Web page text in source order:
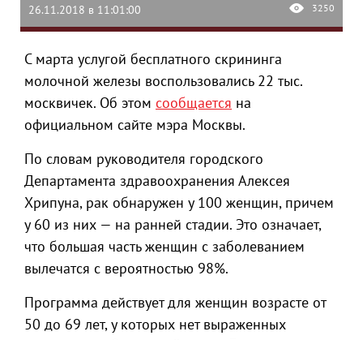
26.11.2018 в 11:01:00 3250
С марта услугой бесплатного скрининга
молочной железы воспользовались 22 тыс.
москвичек. Об этом сообщается на
официальном сайте мэра Москвы.
По словам руководителя городского
Департамента здравоохранения Алексея
Хрипуна, рак обнаружен у 100 женщин, причем
у 60 из них — на ранней стадии. Это означает,
что большая часть женщин с заболеванием
вылечатся с вероятностью 98%.
Программа действует для женщин возрасте от
50 до 69 лет, у которых нет выраженных